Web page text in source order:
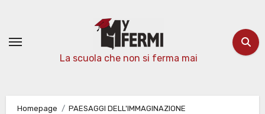
contenuto
La scuola che non si ferma mai
Homepage
PAESAGGI DELL'IMMAGINAZIONE